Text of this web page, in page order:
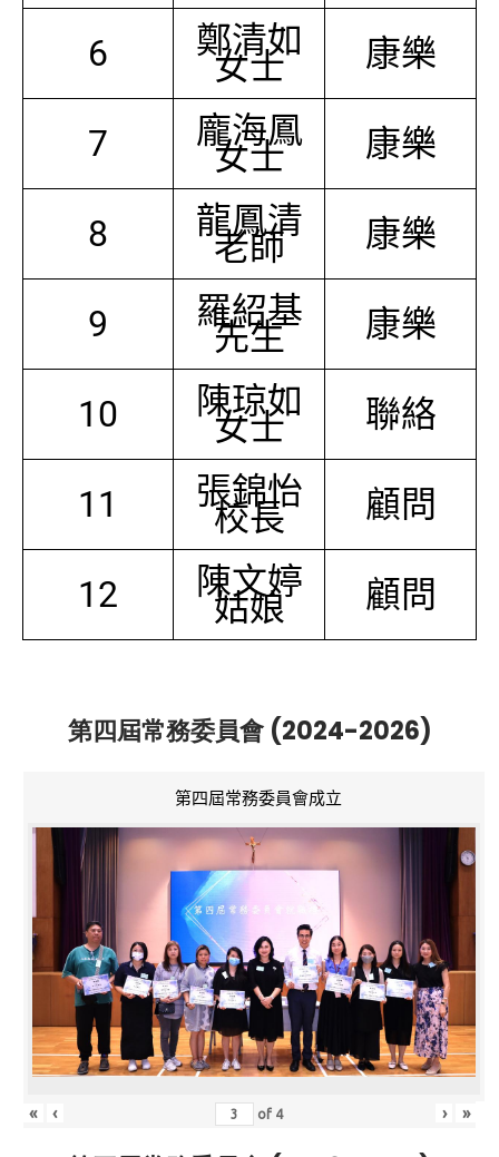
6 鄭清如
女士 康樂
7 龐海鳳
女士 康樂
8 龍鳳清
老師 康樂
9 羅紹基
先生 康樂
10 陳琼如
女士 聯絡
11 張錦怡
校長 顧問
12 陳文婷
姑娘 顧問
第四屆常務委員會 (2024-2026)
第四屆常務委員會成立
« ‹ of 4 › »